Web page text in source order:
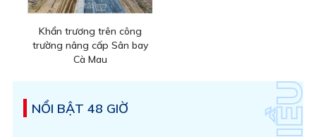
Khẩn trương trên công
trường nâng cấp Sân bay
Cà Mau
NỔI BẬT 48 GIỜ